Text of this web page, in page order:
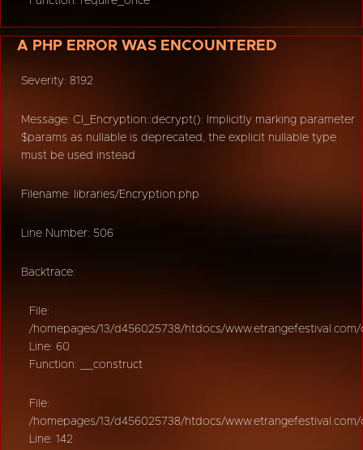
A PHP ERROR WAS ENCOUNTERED
Severity: 8192
Message: CI_Encryption::decrypt(): Implicitly marking parameter
$params as nullable is deprecated, the explicit nullable type
must be used instead
Filename: libraries/Encryption.php
Line Number: 506
Backtrace:
File:
/homepages/13/d456025738/htdocs/
Line: 60
Function: __construct
File:
/homepages/13/d456025738/htdocs/
Line: 142